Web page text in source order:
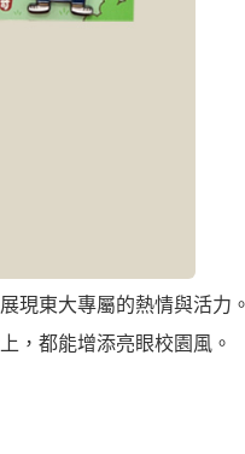
現東大專屬的熱情與活力。
，都能增添亮眼校園風。